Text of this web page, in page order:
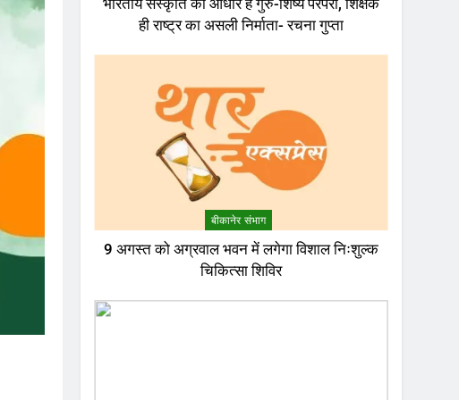
भारतीय संस्कृति का आधार है गुरु-शिष्य परंपरा, शिक्षक
ही राष्ट्र का असली निर्माता- रचना गुप्ता
बीकानेर संभाग
9 अगस्त को अग्रवाल भवन में लगेगा विशाल निःशुल्क
चिकित्सा शिविर